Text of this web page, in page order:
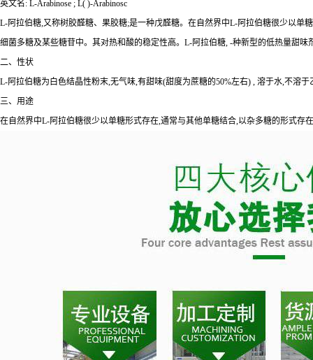
英文名: L-Arabinose ; L( )-Arabinosc
L-阿拉伯糖,又称树胶醛糖、果胶糖;是一种戊醛糖。在自然界中L-阿拉伯糖很少以单
细菌多糖及某些糖苷中。其对热和酸的稳定性高。L-阿拉伯糖, -种新型的低热量甜味
二、性状
L-阿拉伯糖为白色结晶性粉末,无气味,有甜味(甜度为蔗糖的50%左右) , 溶于水,不溶
三、用途
在自然界中L-阿拉伯糖很少以单糖形式存在,通常与其他单糖结合,以杂多糖的形式